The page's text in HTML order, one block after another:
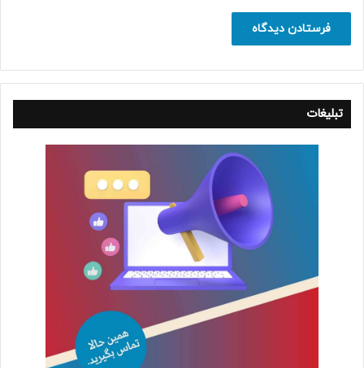
تبلیغات